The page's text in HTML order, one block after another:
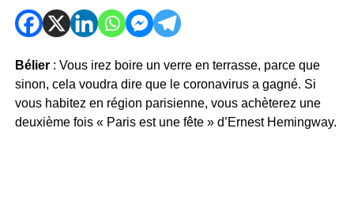
Bélier: Vous irez boire un verre en terrasse, parce que
sinon, cela voudra dire que le coronavirus a gagné. Si
vous habitez en région parisienne, vous achèterez une
deuxième fois « Paris est une fête » d’Ernest Hemingway.